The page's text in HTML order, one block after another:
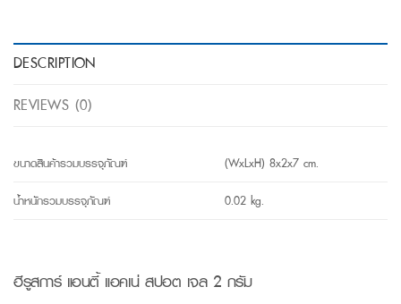
DESCRIPTION
REVIEWS (0)
ขนาดสินค้ารวมบรรจุภัณฑ์
(WxLxH) 8x2x7 cm.
น้ำหนักรวมบรรจุภัณฑ์
0.02 kg.
ฮีรูสการ์ แอนตี้ แอคเน่ สปอต เจล 2 กรัม